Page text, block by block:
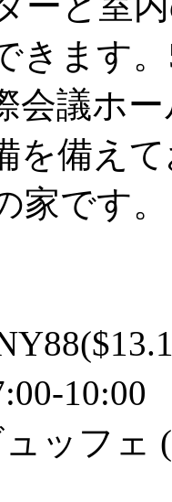
きます
会議ホ
を備え
家です
10:00
ッフェ